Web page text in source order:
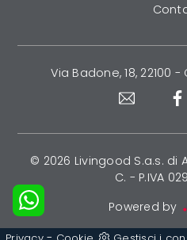
Via Badone, 18, 22100
© 2026 Livingood S.a.s.
C. - P.IVA
Powered by